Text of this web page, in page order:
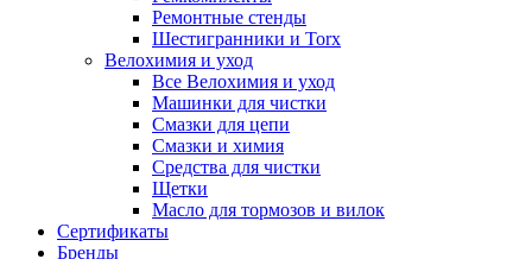
Ремонтные стенды
Шестигранники и Torx
Велохимия и уход
Все Велохимия и уход
Машинки для чистки
Смазки для цепи
Смазки и химия
Средства для чистки
Щетки
Масло для тормозов и вилок
Сертификаты
Бренды